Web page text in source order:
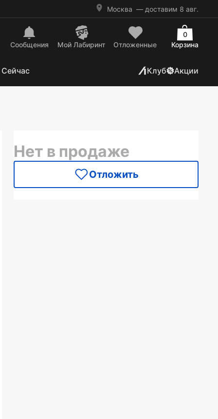
Москва — доставим 8 авг.
Сообщения Mой Лабиринт Отложенные Корзина
0
Клуб Акции
Нет в продаже
Отложить